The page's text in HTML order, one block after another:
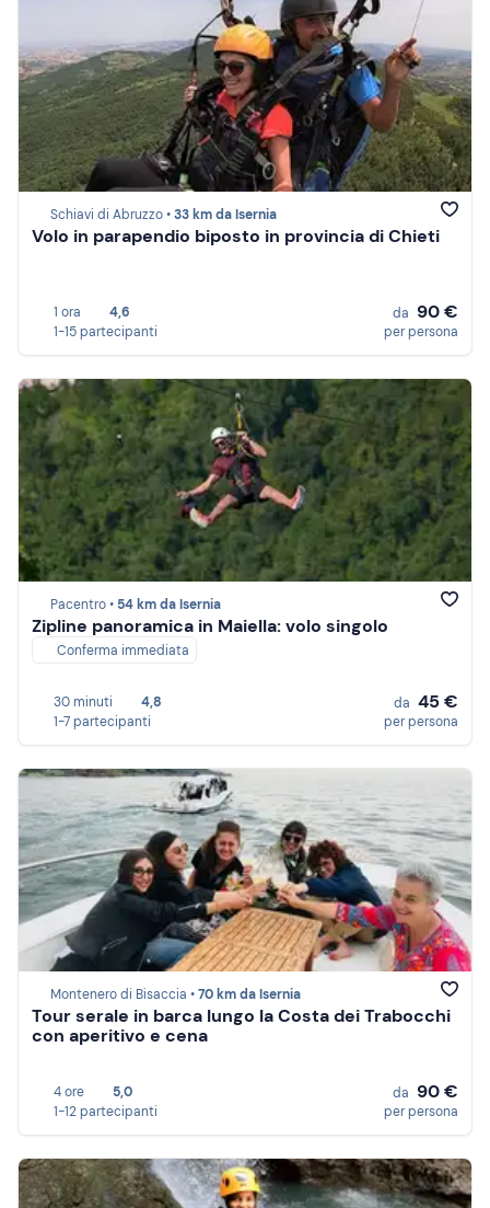
Schiavi di Abruzzo •33 km da Isernia
Volo in parapendio biposto in provincia di Chieti
1 ora
4,6
1-15 partecipanti
da 90 €
per persona
Pacentro • 54 km da Isernia
Zipline panoramica in Maiella: volo singolo
Conferma immediata
30 minuti
4,8
1-7 partecipanti
da 45 €
per persona
Montenero di Bisaccia •70 km da Isernia
Tour serale in barca lungo la Costa dei Trabocchi
con aperitivo e cena
4 ore
5,0
1-12 partecipanti
da 90 €
per persona